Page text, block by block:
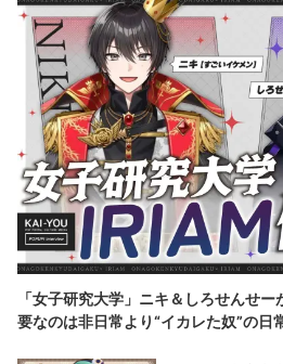
「女子研究大学」ニキ＆しろせんせ
要なのは非日常より“イカレた奴”の日